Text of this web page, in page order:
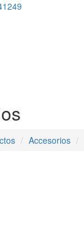
Accesorios